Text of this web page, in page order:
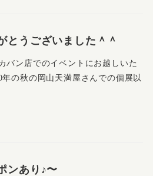
とうございました＾＾
バン店でのイベントにお越しいた
の秋の岡山天満屋さんでの個展以
ンあり♪〜